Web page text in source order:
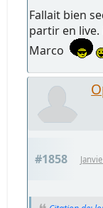
Fallait bien
partir en
Marco
#1858